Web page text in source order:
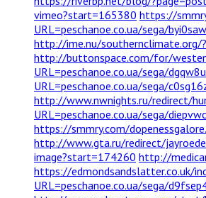
vimeo?start=165380 https://
URL=peschanoe.co.ua/sega/
http://ime.nu/southernclimate.org/
http://buttonspace.com/for/
URL=peschanoe.co.ua/sega/
URL=peschanoe.co.ua/sega/
http://www.nwnights.ru/redirect/
URL=peschanoe.co.ua/sega/
https://smmry.com/
http://www.gta.ru/redirect/
image?start=174260 http://
https://edmondsandslatter.co.uk/
URL=peschanoe.co.ua/sega/